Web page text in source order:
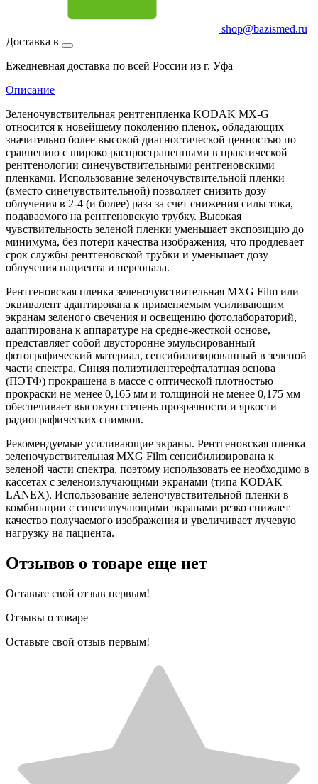
shop@bazismed.ru
Доставка в
Ежедневная доставка по всей России из г. Уфа
Описание
Зеленочувствительная рентгенпленка KODAK MX-G
относится к новейшему поколению пленок, обладающих
значительно более высокой диагностической ценностью по
сравнению с широко распространенными в практической
рентгенологии синечувствительными рентгеновскими
пленками. Использование зеленочувствительной пленки
(вместо синечувствительной) позволяет снизить дозу
облучения в 2-4 (и более) раза за счет снижения силы тока,
подаваемого на рентгеновскую трубку. Высокая
чувствительность зеленой пленки уменьшает экспозицию до
минимума, без потери качества изображения, что продлевает
срок службы рентгеновской трубки и уменьшает дозу
облучения пациента и персонала.
Рентгеновская пленка зеленочувствительная MXG Film или
эквивалент адаптирована к применяемым усиливающим
экранам зеленого свечения и освещению фотолабораторий,
адаптирована к аппаратуре на средне-жесткой основе,
представляет собой двусторонне эмульсированный
фотографический материал, сенсибилизированный в зеленой
части спектра. Синяя полиэтилентерефталатная основа
(ПЭТФ) прокрашена в массе с оптической плотностью
прокраски не менее 0,165 мм и толщиной не менее 0,175 мм
обеспечивает высокую степень прозрачности и яркости
радиографических снимков.
Рекомендуемые усиливающие экраны. Рентгеновская пленка
зеленочувствительная MXG Film сенсибилизирована к
зеленой части спектра, поэтому использовать ее необходимо в
кассетах с зеленоизлучающими экранами (типа KODAK
LANEX). Использование зеленочувствительной пленки в
комбинации с синеизлучающими экранами резко снижает
качество получаемого изображения и увеличивает лучевую
нагрузку на пациента.
Отзывов о товаре еще нет
Оставьте свой отзыв первым!
Отзывы о товаре
Оставьте свой отзыв первым!